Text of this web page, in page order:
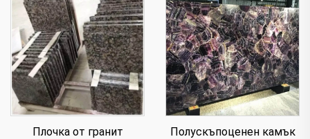
Плочка от гранит
Полускъпоценен камък